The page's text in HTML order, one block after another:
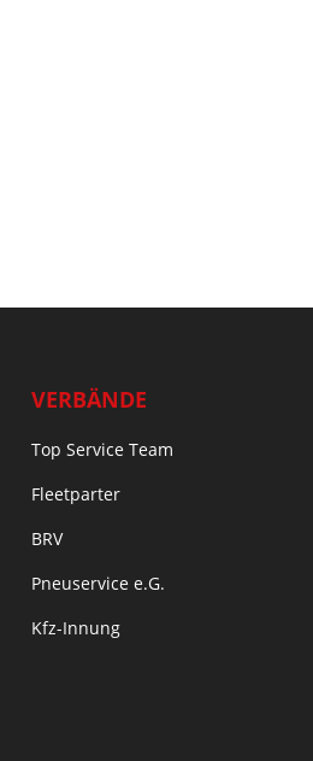
VERBÄNDE
Top Service Team
Fleetparter
BRV
Pneuservice e.G.
Kfz-Innung